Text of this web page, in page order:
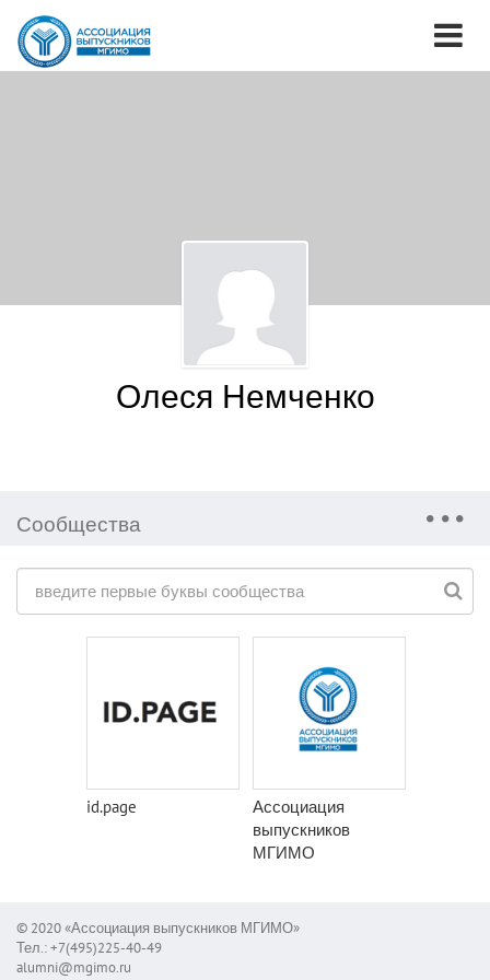
Олеся Немченко
Сообщества
id.page
Ассоциация
выпускников
МГИМО
© 2020 «Ассоциация выпускников МГИМО»
Тел.: +7(495)225-40-49
alumni@mgimo.ru